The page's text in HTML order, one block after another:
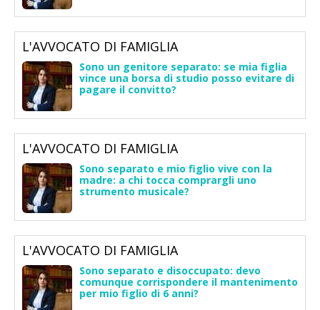
L'AVVOCATO DI FAMIGLIA
Sono un genitore separato: se mia figlia
vince una borsa di studio posso evitare di
pagare il convitto?
L'AVVOCATO DI FAMIGLIA
Sono separato e mio figlio vive con la
madre: a chi tocca comprargli uno
strumento musicale?
L'AVVOCATO DI FAMIGLIA
Sono separato e disoccupato: devo
comunque corrispondere il mantenimento
per mio figlio di 6 anni?